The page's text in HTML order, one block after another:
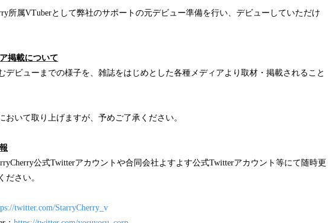
所属VTuberとして弊社のサポートの元デビュー準備を行い、デビューしていただけ
掲載について
デビューまでの様子を、雑誌をはじめとした各種メディアより取材・掲載されること
おいて取り上げますが、予めご了承ください。
公式Twitterアカウントや合同会社よすよす公式Twitterアカウント等にて随時更
ださい。
twitter.com/StarryCherry_v